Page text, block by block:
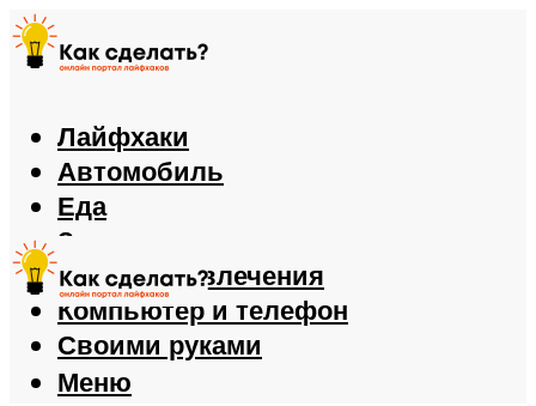
Лайфхаки
Автомобиль
Еда
Здоровье
Игры и развлечения
Компьютер и телефон
Своими руками
Меню